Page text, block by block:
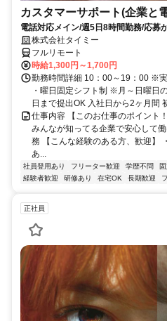
カスタマーサポート(企業と
電話対応メイン/週5日8時間勤務/応募
株式会社タイミー
フルリモート
時給1,300円～1,700円
勤務時間詳細 10：00～19：00 ※
・曜日固定シフト制 ※月～日曜日
日まで提出OK 入社日から2ヶ月間
仕事内容 【このお仕事のポイント
みんなが知ってる企業で安心して
務 【こんな経験のある方、歓迎】
あ...
社員登用あり フリーター歓迎 学歴不問
経験者歓迎
研修あり 在宅OK 長期歓迎
正社員